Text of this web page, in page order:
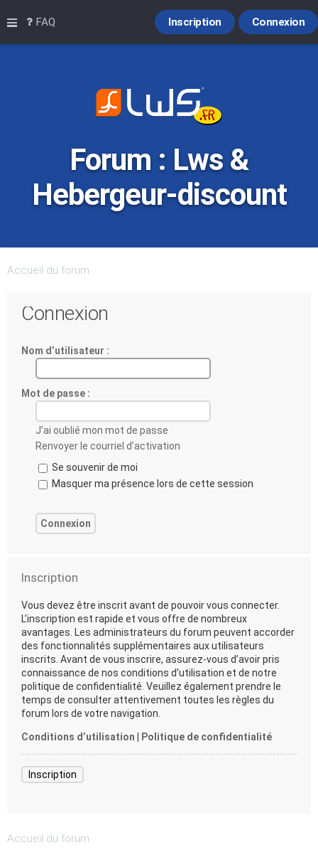
Raccourcis
FAQ Connexion
Inscription
Forum : Lws &
Hebergeur-discount
Accueil du forum
Connexion
Nom d’utilisateur :
Mot de passe :
J’ai oublié mon mot de passe
Renvoyer le courriel d’activation
Se souvenir de moi
Masquer ma présence lors de cette session
Inscription
Vous devez être inscrit avant de pouvoir vous connecter.
L’inscription est rapide et vous offre de nombreux
avantages. Les administrateurs du forum peuvent accorder
des fonctionnalités supplémentaires aux utilisateurs
inscrits. Avant de vous inscrire, assurez-vous d’avoir pris
connaissance de nos conditions d’utilisation et de notre
politique de confidentialité. Veuillez également prendre le
temps de consulter attentivement toutes les règles du
forum lors de votre navigation.
Conditions d’utilisation Politique de confidentialité
Inscription
Accueil du forum